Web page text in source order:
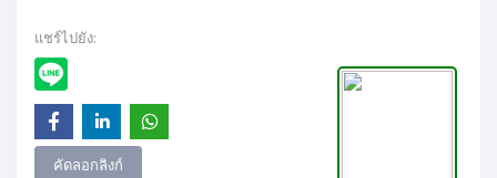
แชร์ไปยัง:
คัดลอกลิงก์